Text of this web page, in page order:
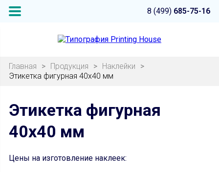
8 (499) 685-75-16
Главная > Продукция > Наклейки
>
Этикетка фигурная 40х40 мм
Этикетка фигурная
40х40 мм
Цены на изготовление наклеек: